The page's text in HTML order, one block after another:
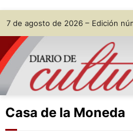
Skip
to
content
7 de agosto de 2026 – Edición
Casa de la Moneda